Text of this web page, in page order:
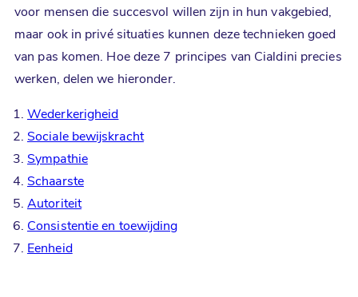
voor mensen die succesvol willen zijn in hun vakgebied,
maar ook in privé situaties kunnen deze technieken goed
van pas komen. Hoe deze 7 principes van Cialdini precies
werken, delen we hieronder.
Wederkerigheid
Sociale bewijskracht
Sympathie
Schaarste
Autoriteit
Consistentie en toewijding
Eenheid